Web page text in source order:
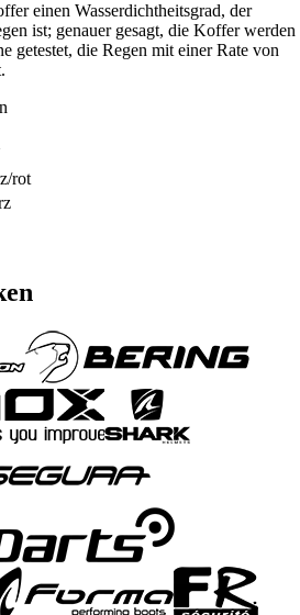
einen Wasserdichtheitsgrad, der
ist; genauer gesagt, die Koffer werden
getestet, die Regen mit einer Rate von
rot